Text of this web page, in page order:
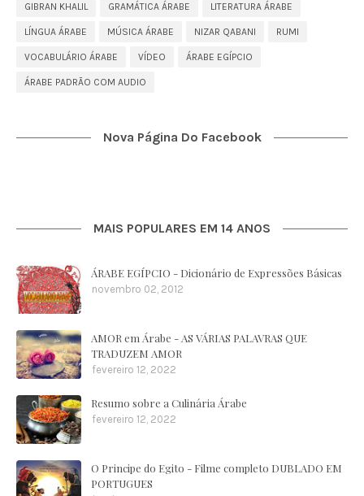
GIBRAN KHALIL GRAMÁTICA ÁRABE LITERATURA ÁRABE
LÍNGUA ÁRABE MÚSICA ÁRABE NIZAR QABANI RUMI
VOCABULÁRIO ÁRABE VÍDEO ÁRABE EGÍPCIO
ÁRABE PADRÃO COM AUDIO
Nova Página Do Facebook
MAIS POPULARES EM 14 ANOS
ÁRABE EGÍPCIO - Dicionário de Expressões Básicas
novembro 02, 2012
AMOR em Árabe - AS VÁRIAS PALAVRAS QUE
TRADUZEM AMOR
fevereiro 12, 2022
Resumo sobre a Culinária Árabe
fevereiro 12, 2022
O Principe do Egito - Filme completo DUBLADO EM
PORTUGUES